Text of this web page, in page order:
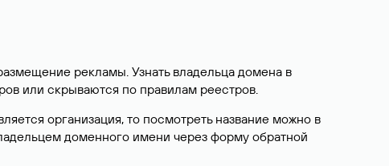
рекламы. Узнать владельца домена в
или скрываются по правилам реестров.
организация, то посмотреть название можно в
доменного имени через форму обратной